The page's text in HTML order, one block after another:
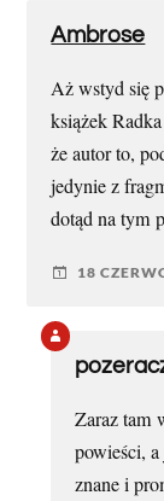
Ambrose
Aż wstyd się
książek
że autor to,
jedynie z
dotąd na tym
18
Zaraz tam
powieści,
znane i